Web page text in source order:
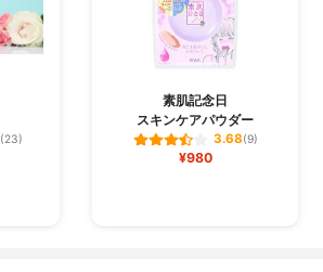
(23)
素肌記念日
スキンケアパウダー
3.68(9)
¥980